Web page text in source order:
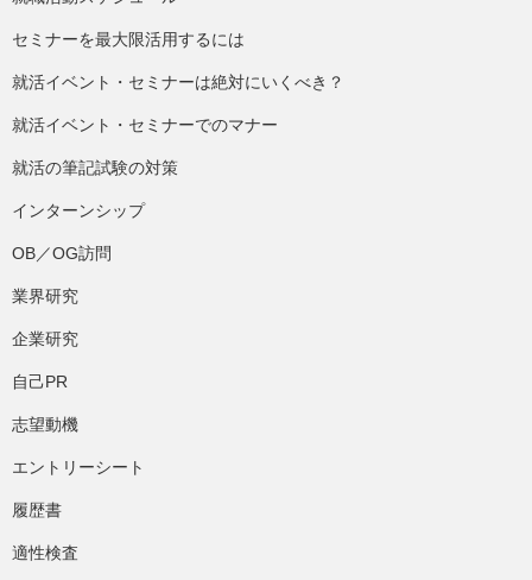
セミナーを最大限活用するには
就活イベント・セミナーは絶対にいくべき？
就活イベント・セミナーでのマナー
就活の筆記試験の対策
インターンシップ
OB／OG訪問
業界研究
企業研究
自己PR
志望動機
エントリーシート
履歴書
適性検査